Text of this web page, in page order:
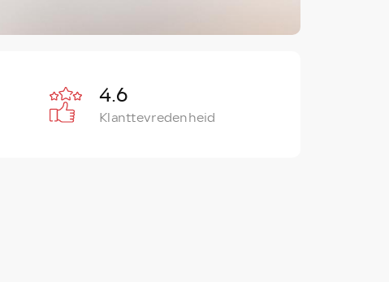
4.6
Klanttevredenheid